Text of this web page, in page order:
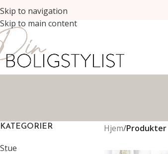
Skip to navigation
Skip to main content
KATEGORIER
Stue
Hjem/Produkter